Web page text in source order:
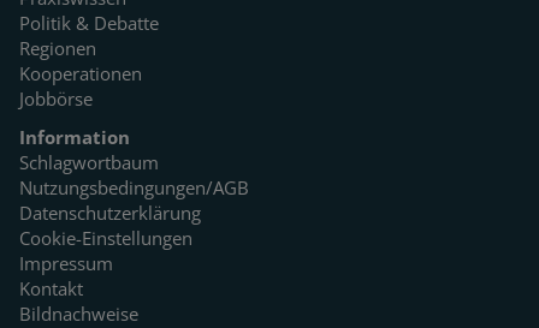
Politik & Debatte
Regionen
Kooperationen
Jobbörse
Information
Schlagwortbaum
Nutzungsbedingungen/AGB
Datenschutzerklärung
Cookie-Einstellungen
Impressum
Kontakt
Bildnachweise